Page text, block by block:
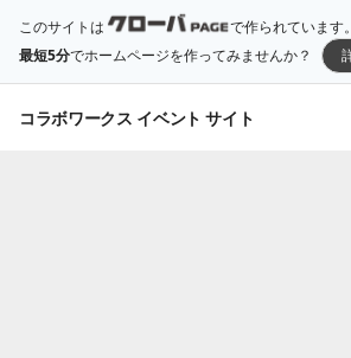
このサイトは
で作られています。
最短5分でホームページを作ってみませんか？
コラボワークス イベント サイト